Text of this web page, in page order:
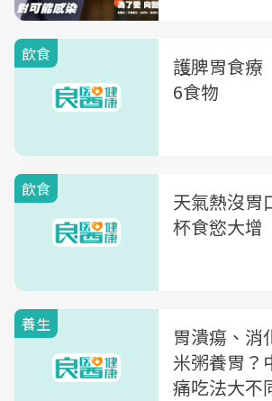
飲食
護脾胃食
6食物
飲食
天氣熱沒
杯食慾大增
養生
胃潰瘍、消
米粥養胃？
痛吃法大不